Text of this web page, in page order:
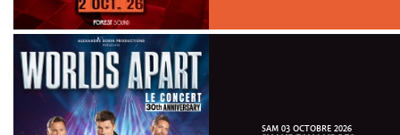
SAM 03 OCTOBRE 2026